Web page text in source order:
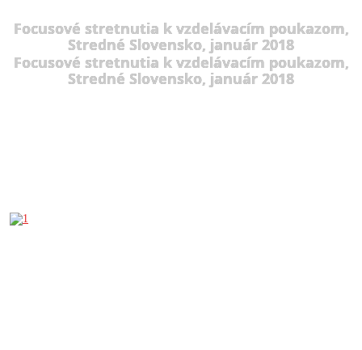
Focusové stretnutia k vzdelávacím poukazom,
Stredné Slovensko, január 2018
Focusové stretnutia k vzdelávacím poukazom,
Stredné Slovensko, január 2018